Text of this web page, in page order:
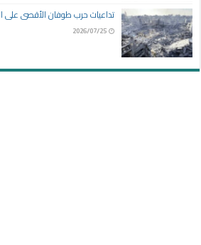
تداعيات حرب طوفان الأقصى على
2026/07/25